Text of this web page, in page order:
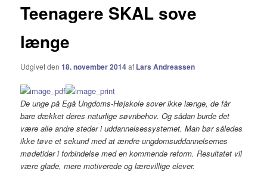
Teenagere SKAL sove
længe
Udgivet den18. november 2014af Lars Andreassen
De unge på Egå Ungdoms-Højskole sover ikke længe, de får
bare dækket deres naturlige søvnbehov. Og sådan burde det
være alle andre steder i uddannelsessystemet. Man bør således
ikke tøve et sekund med at ændre ungdomsuddannelsernes
mødetider i forbindelse med en kommende reform. Resultatet vil
være glade, mere motiverede og lærevillige elever.